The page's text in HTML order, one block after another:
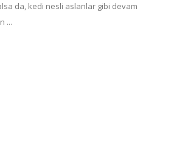
da, kedi nesli aslanlar gibi devam
...